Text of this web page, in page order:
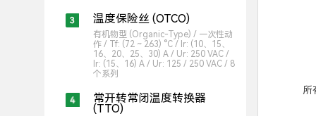
温度保险丝 (OTCO)
有机物型 (Organic-Type) / 一次性动
作 / Tf: (72 ~ 263) °C / Ir: (10、15、
16、20、25、30) A / Ur: 250 VAC /
Ir: (15、16) A / Ur: 125 / 250 VAC / 8
个系列
常开转常闭温度转换器
(TTO)
所